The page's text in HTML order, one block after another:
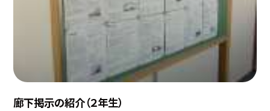
廊下掲示の紹介（２年生）